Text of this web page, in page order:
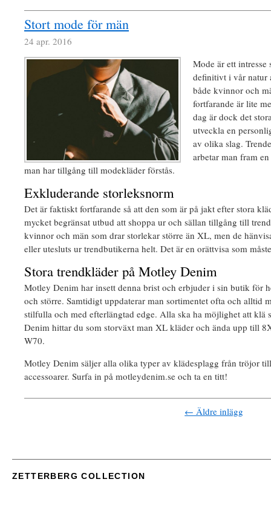
Stort mode för män
24 apr. 2016
Mode är ett
definitivt i vår natur
både kvinnor och
fortfarande är lite
dag är dock det
utveckla en
av olika slag.
arbetar man fram
man har tillgång till modekläder förstås.
Exkluderande storleksnorm
Det är faktiskt fortfarande så att den som är på jakt efter stora
mycket begränsat utbud att shoppa ur och sällan tillgång till
kvinnor och män som drar storlekar större än XL, men de
eller utesluts ur trendbutikerna helt. Det är en orättvisa som
Stora trendkläder på Motley Denim
Motley Denim har insett denna brist och erbjuder i sin butik för
och större. Samtidigt uppdaterar man sortimentet ofta och alltid
stilfulla och med efterlängtad edge. Alla ska ha möjlighet att klä
Denim hittar du som storväxt man XL kläder och ända upp till
W70.
Motley Denim säljer alla olika typer av klädesplagg från tröjor
accessoarer. Surfa in på motleydenim.se och ta en titt!
← Äldre inlägg
ZETTERBERG COLLECTION